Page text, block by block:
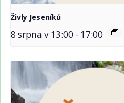
Živly Jeseníků
8 srpna v 13:00 - 17:00